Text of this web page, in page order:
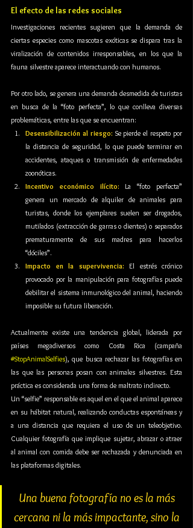
El efecto de las redes sociales
Investigaciones recientes sugieren que la demanda de
ciertas especies como mascotas exóticas se dispara tras la
viralización de contenidos irresponsables, en los que la
fauna silvestre aparece interactuando con humanos.
Por otro lado, se genera una demanda desmedida de turistas
en busca de la “foto perfecta”, lo que conlleva diversas
problemáticas, entre las que se encuentran:
Desensibilización al riesgo: Se pierde el respeto por
la distancia de seguridad, lo que puede terminar en
accidentes, ataques o transmisión de enfermedades
zoonóticas.
Incentivo económico ilícito: La “foto perfecta”
genera un mercado de alquiler de animales para
turistas, donde los ejemplares suelen ser drogados,
mutilados (extracción de garras o dientes) o separados
prematuramente de sus madres para hacerlos
“dóciles”.
Impacto en la supervivencia: El estrés crónico
provocado por la manipulación para fotografías puede
debilitar el sistema inmunológico del animal, haciendo
imposible su futura liberación.
Actualmente existe una tendencia global, liderada por
#StopAnimalSelfies), que busca rechazar las fotografías en
las que las personas posan con animales silvestres. Esta
práctica es considerada una forma de maltrato indirecto.
Un “selfie” responsable es aquel en el que el animal aparece
en su hábitat natural, realizando conductas espontáneas y
a una distancia que requiera el uso de un teleobjetivo.
Cualquier fotografía que implique sujetar, abrazar o atraer
al animal con comida debe ser rechazada y denunciada en
las plataformas digitales.
Una buena fotografía no es la más
cercana ni la más impactante, sino la